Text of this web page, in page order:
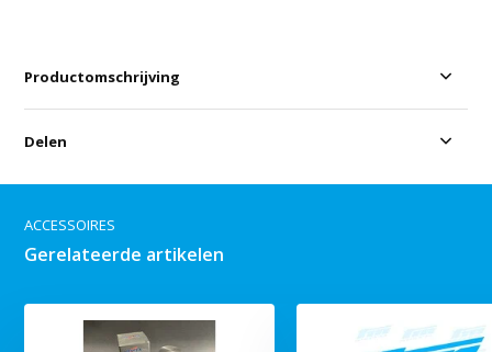
Productomschrijving
Delen
ACCESSOIRES
Gerelateerde artikelen